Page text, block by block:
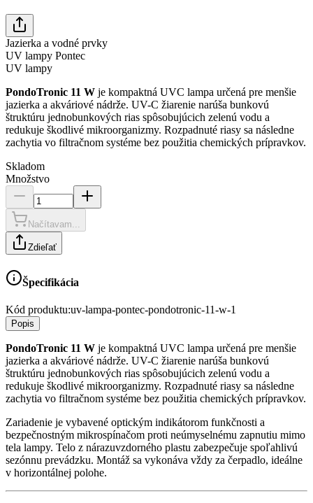
Jazierka a vodné prvky
UV lampy Pontec
UV lampy
PondoTronic 11 W je kompaktná UVC lampa určená pre menšie
jazierka a akváriové nádrže. UV-C žiarenie narúša bunkovú
štruktúru jednobunkových rias spôsobujúcich zelenú vodu a
redukuje škodlivé mikroorganizmy. Rozpadnuté riasy sa následne
zachytia vo filtračnom systéme bez použitia chemických prípravkov.
Skladom
Množstvo
Načítavam...
Zdieľať
Špecifikácia
Kód produktu:uv-lampa-pontec-pondotronic-11-w-1
Popis
PondoTronic 11 W je kompaktná UVC lampa určená pre menšie
jazierka a akváriové nádrže. UV-C žiarenie narúša bunkovú
štruktúru jednobunkových rias spôsobujúcich zelenú vodu a
redukuje škodlivé mikroorganizmy. Rozpadnuté riasy sa následne
zachytia vo filtračnom systéme bez použitia chemických prípravkov.
Zariadenie je vybavené optickým indikátorom funkčnosti a
bezpečnostným mikrospínačom proti neúmyselnému zapnutiu mimo
tela lampy. Telo z nárazuvzdorného plastu zabezpečuje spoľahlivú
sezónnu prevádzku. Montáž sa vykonáva vždy za čerpadlo, ideálne
v horizontálnej polohe.